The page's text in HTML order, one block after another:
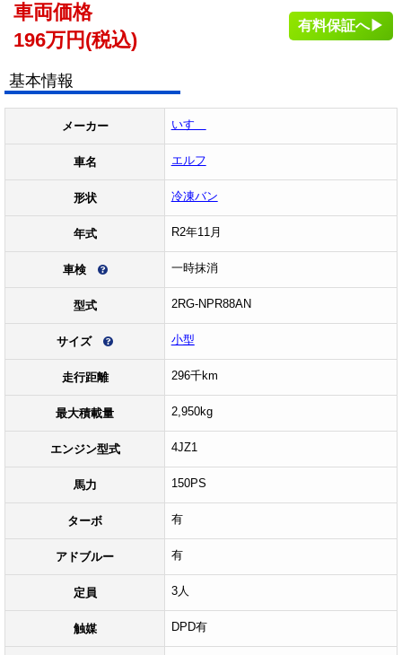
車両価格
196万円(税込)
有料保証へ▶
基本情報
メーカー いすゞ
車名 エルフ
形状 冷凍バン
年式 R2年11月
車検 一時抹消
型式 2RG-NPR88AN
サイズ 小型
走行距離 296千km
最大積載量 2,950kg
エンジン型式 4JZ1
馬力 150PS
ターボ 有
アドブルー 有
定員 3人
触媒 DPD有